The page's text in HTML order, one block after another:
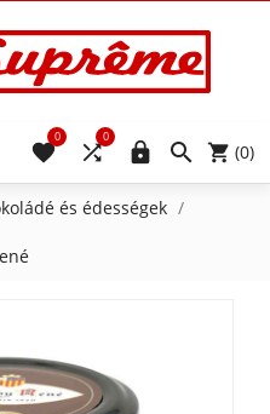
 (0)


0

0
és édességek